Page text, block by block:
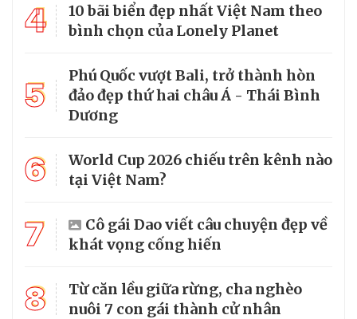
4
10 bãi biển đẹp nhất Việt Nam theo
bình chọn của Lonely Planet
5
Phú Quốc vượt Bali, trở thành hòn
đảo đẹp thứ hai châu Á - Thái Bình
Dương
6
World Cup 2026 chiếu trên kênh nào
tại Việt Nam?
7
Cô gái Dao viết câu chuyện đẹp về
khát vọng cống hiến
8
Từ căn lều giữa rừng, cha nghèo
nuôi 7 con gái thành cử nhân